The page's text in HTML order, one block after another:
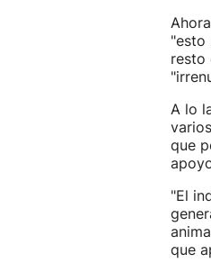
"esto
resto
A lo
que
"El
que